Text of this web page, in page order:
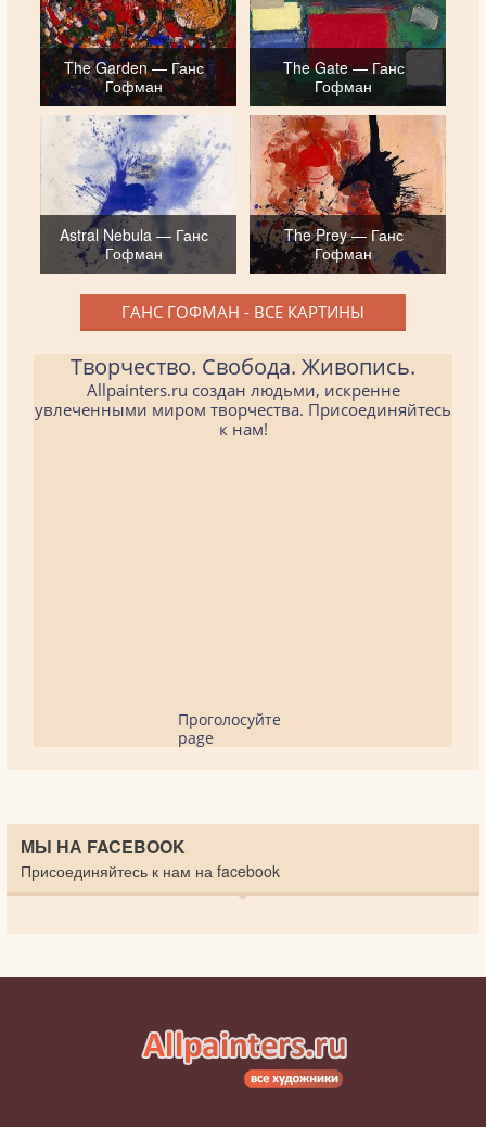
The Garden — Ганс
Гофман
The Gate — Ганс
Гофман
Astral Nebula — Ганс
Гофман
The Prey — Ганс
Гофман
ГАНС ГОФМАН - ВСЕ КАРТИНЫ
Творчество. Свобода. Живопись.
Allpainters.ru создан людьми, искренне
увлеченными миром творчества. Присоединяйтесь
к нам!
Проголосуйте
page
МЫ НА FACEBOOK
Присоединяйтесь к нам на facebook